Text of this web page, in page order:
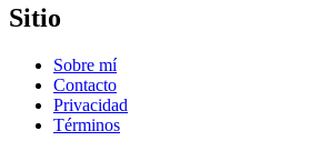
Sitio
Sobre mí
Contacto
Privacidad
Términos